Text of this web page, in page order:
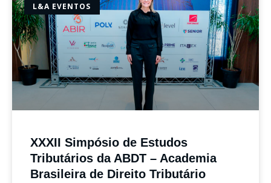
L&A EVENTOS
XXXII Simpósio de Estudos
Tributários da ABDT – Academia
Brasileira de Direito Tributário